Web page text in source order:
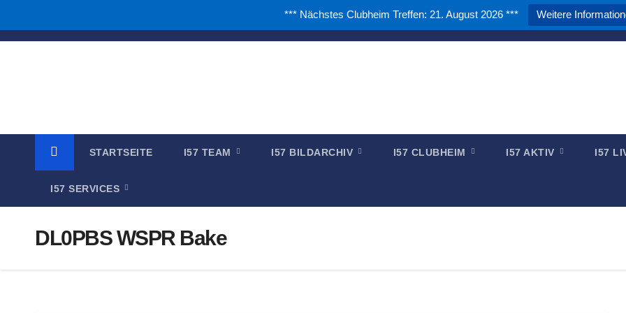
*** Nächstes Clubheim Treffen: 21. August 2026 *** Weitere
Zum
STARTSEITE I57 TEAM I57 BILDARCHIV I57 CLUBHEIM I57 AKTIV I57
I57 SERVICES
DL0PBS WSPR Bake